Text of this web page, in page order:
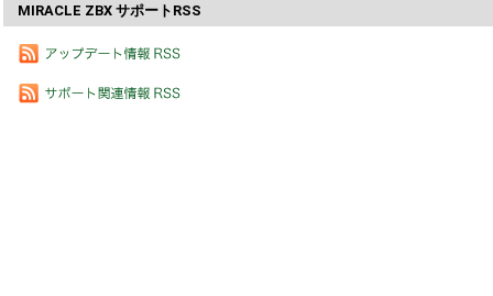
MIRACLE ZBX サポートRSS